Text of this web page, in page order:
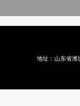
地址：山东省潍